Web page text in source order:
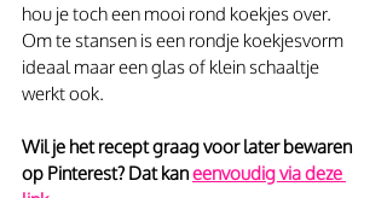
hou je toch een mooi rond koekjes over.
Om te stansen is een rondje koekjesvorm
ideaal maar een glas of klein schaaltje
werkt ook.
Wil je het recept graag voor later bewaren
op Pinterest? Dat kan eenvoudig via deze